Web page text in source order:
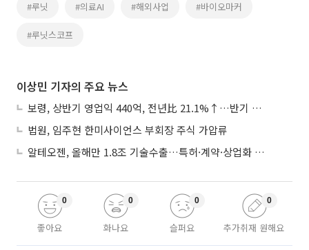
#루닛 #의료AI #해외사업 #바이오마커
#루닛스코프
이상민 기자의 주요 뉴스
보령, 상반기 영업익 440억, 전년比 21.1%↑…반기 역대 최대
법원, 임주현 한미사이언스 부회장 주식 가압류
알테오젠, 올해만 1.8조 기술수출…특허·계약·상업화 ‘삼박자’
좋아요
0
화나요
0
슬퍼요
0
추가취재 원해요
0